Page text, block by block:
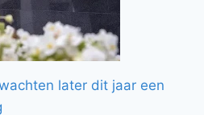
later dit jaar een